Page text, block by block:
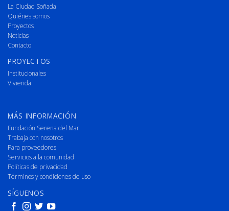
La Ciudad Soñada
Quiénes somos
Proyectos
Noticias
Contacto
PROYECTOS
Institucionales
Vivienda
MÁS INFORMACIÓN
Fundación Serena del Mar
Trabaja con nosotros
Para proveedores
Servicios a la comunidad
Políticas de privacidad
Términos y condiciones de uso
SÍGUENOS